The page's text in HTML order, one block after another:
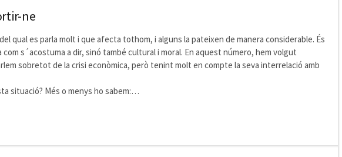
ne
qual es parla molt i que afecta tothom, i alguns la pateixen de manera considerable. És
s´acostuma a dir, sinó també cultural i moral. En aquest número, hem volgut
sobretot de la crisi econòmica, però tenint molt en compte la seva interrelació amb
situació? Més o menys ho sabem:…